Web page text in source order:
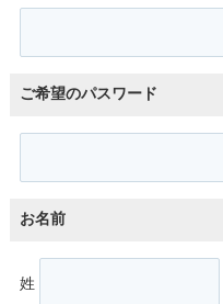
ご希望のパスワード
お名前
姓